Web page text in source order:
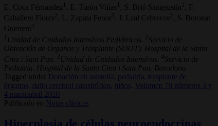
E. Coca Férnandez 1 , E. Turón Viñas 1 , S. Brió Sanagustín 1
, F.
Caballero Flores
, L. Zapata Fenor 3 , J. Leal Cebrecos
, S. Boronat
Guerrero4
1 Unidad de Cuidados Intensivos Pediátricos. 2 Servicio de
Obtención de Órganos y Trasplante (SOOT). Hospital de la Santa
Creu i Sant Pau.
3 Unidad de Cuidados Intensivos. 4 Servicio de
Pediatría. Hospital de la Santa Creu i Sant Pau. Barcelona
Tagged under
Donación en asistolia, pediatría, trasplante de
órganos, daño cerebral catastrófico, niños,
Volumen 78 números 3 y
4 marzoabril 2020
Publicado en
Notas clínicas